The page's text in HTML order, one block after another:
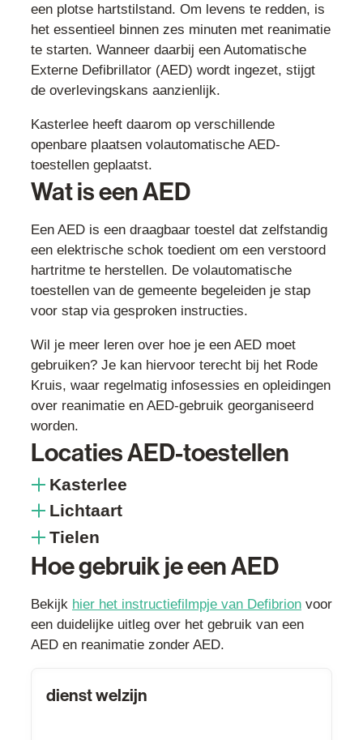
een plotse hartstilstand. Om levens te redden, is
het essentieel binnen zes minuten met reanimatie
te starten. Wanneer daarbij een Automatische
Externe Defibrillator (AED) wordt ingezet, stijgt
de overlevingskans aanzienlijk.
Kasterlee heeft daarom op verschillende
openbare plaatsen volautomatische AED-
toestellen geplaatst.
Wat is een AED
Een AED is een draagbaar toestel dat zelfstandig
een elektrische schok toedient om een verstoord
hartritme te herstellen. De volautomatische
toestellen van de gemeente begeleiden je stap
voor stap via gesproken instructies.
Wil je meer leren over hoe je een AED moet
gebruiken? Je kan hiervoor terecht bij het Rode
Kruis, waar regelmatig infosessies en opleidingen
over reanimatie en AED-gebruik georganiseerd
worden.
Locaties AED-toestellen
Kasterlee
Lichtaart
Tielen
Hoe gebruik je een AED
Bekijk hier het instructiefilmpje van Defibrion voor
een duidelijke uitleg over het gebruik van een
AED en reanimatie zonder AED.
dienst welzijn